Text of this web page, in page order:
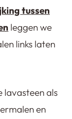
tussen
leggen we
links laten
lavasteen als
en